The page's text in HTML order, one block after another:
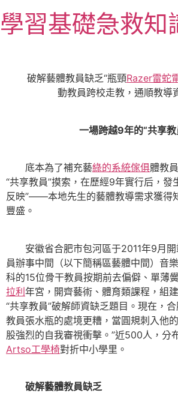
至
主
學習基礎急救知
破解藝體教員缺乏“瓶頸Razer雷蛇
動教員跨校走教，通順教導
一場跨越9年的“共享教
底本為了補充藝綠的系統傢俱體教
“共享教員”摸索，在歷經9年實行后，發
反映”——本地先生的藝體教導需求獲得
豐盛。
安徽省合肥市包河區于2011年9月開
員辦事中間（以下簡稱區藝體中間）音
科的15位骨干教員按期前去偏僻、單薄
拉利年宮，開齊藝術、體育類課程，組
“共享教員”破解師資缺乏題目。現在，
教員張水瓶的處境更糟，當圓規刺入他
股強烈的自我審視衝擊。”近500人，分
Artso工學椅對折中小學里。
破解藝體教員缺乏